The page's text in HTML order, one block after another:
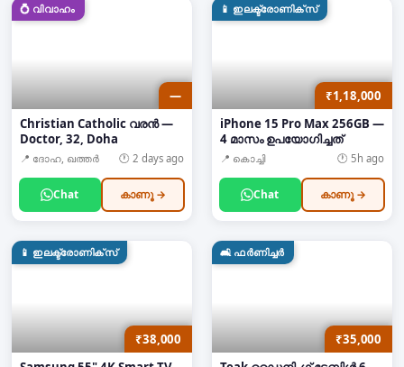
💍 വിവാഹം
—
Christian Catholic വരൻ —
Doctor, 32, Doha
📍 ദോഹ, ഖത്തർ 🕐 2 days ago
Chat കാണൂ →
📱 ഇലക്ട്രോണിക്സ്
₹1,18,000
iPhone 15 Pro Max 256GB —
4 മാസം ഉപയോഗിച്ചത്
📍 കൊച്ചി 🕐 5h ago
Chat കാണൂ →
📱 ഇലക്ട്രോണിക്സ്
₹38,000
🛋️ ഫർണിച്ചർ
₹35,000